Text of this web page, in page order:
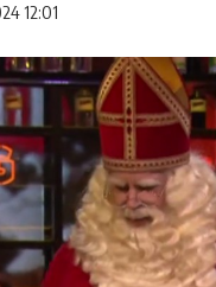
12:01